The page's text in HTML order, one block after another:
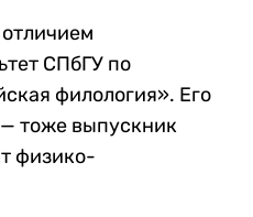
СПбГУ по
филология». Его
тоже выпускник
физико-